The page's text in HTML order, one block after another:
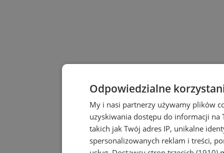
Odpowiedzialne
My i nasi partnerzy używamy plików
uzyskiwania dostępu do informacji
takich jak Twój adres IP, unikalne
spersonalizowanych reklam i treści,